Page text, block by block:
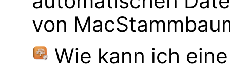
von
Wie kann ich